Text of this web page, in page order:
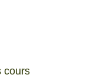
cours